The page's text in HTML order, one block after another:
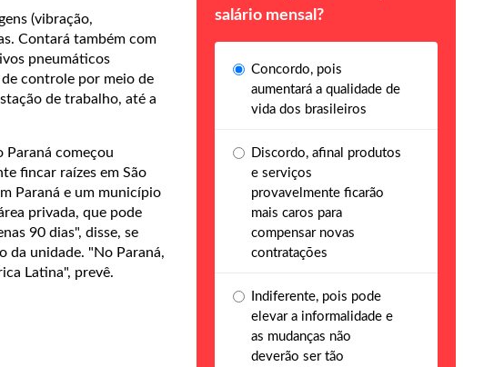
(vibração,
Contará também com
pneumáticos
controle por meio de
de trabalho, até a
Paraná começou
fincar raízes em São
Paraná e um município
privada, que pode
90 dias", disse, se
da unidade. "No Paraná,
Latina", prevê.
salário mensal?
Concordo, pois
aumentará a qualidade de
vida dos brasileiros
Discordo, afinal produtos
e serviços
provavelmente ficarão
mais caros para
compensar novas
contratações
Indiferente, pois pode
elevar a informalidade e
as mudanças não
deverão ser tão